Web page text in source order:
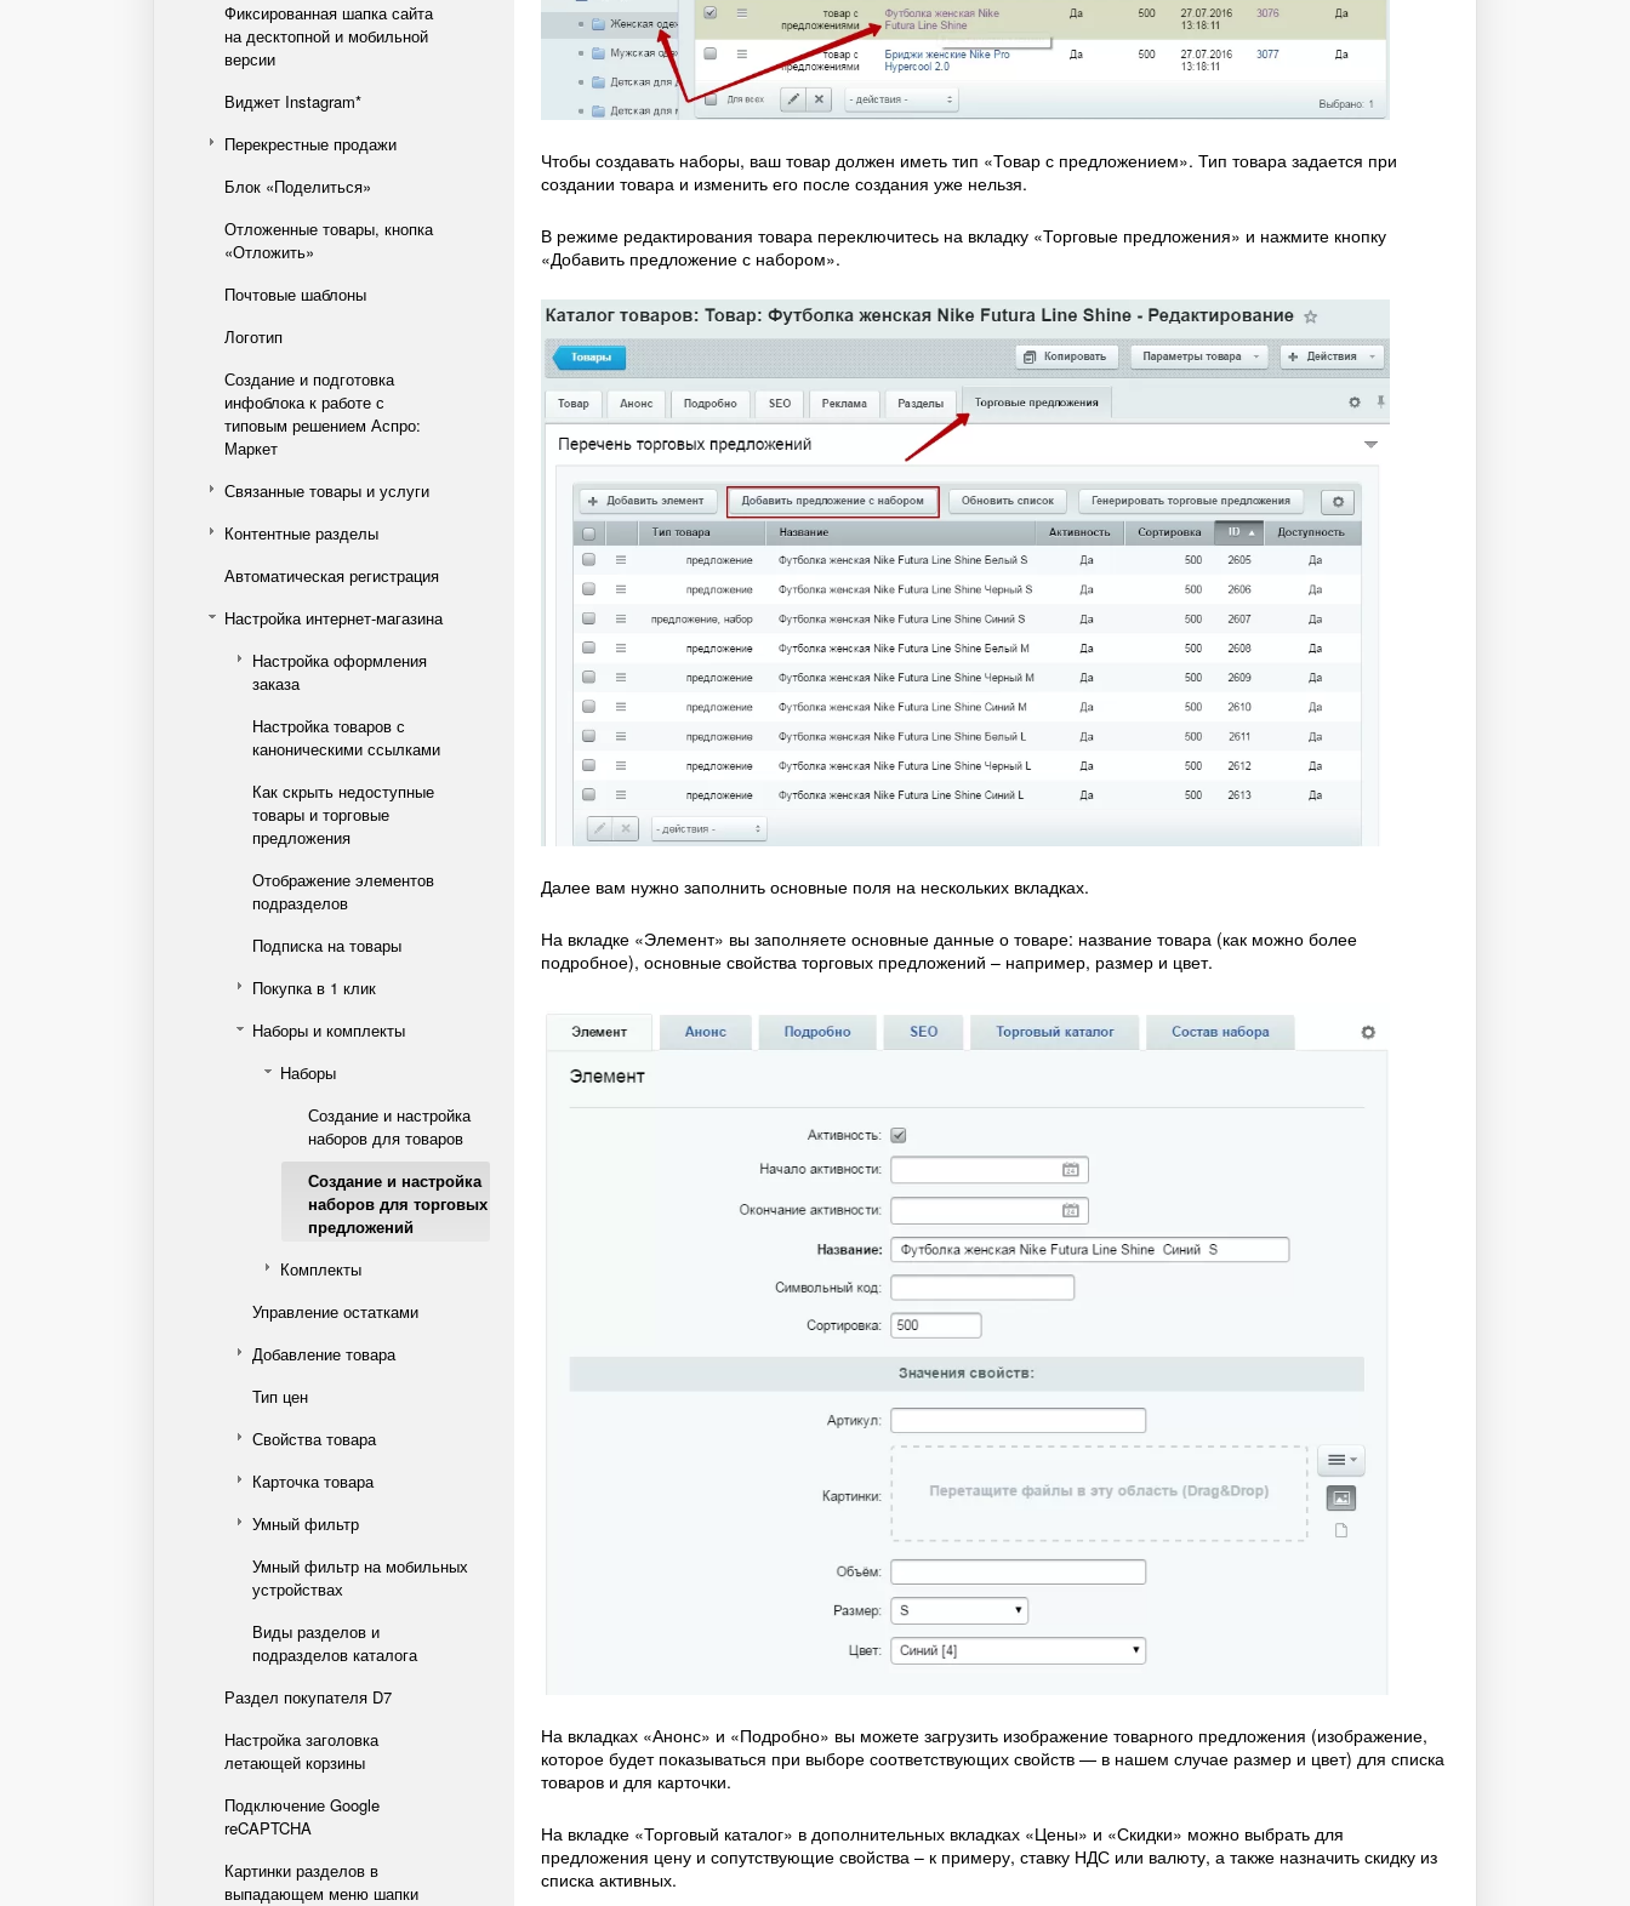
Фиксированная шапка сайта
на десктопной и мобильной
версии
Виджет Instagram*
Перекрестные продажи
Блок «Поделиться»
Отложенные товары, кнопка
«Отложить»
Почтовые шаблоны
Логотип
Создание и подготовка
инфоблока к работе с
типовым решением Аспро:
Маркет
Связанные товары и услуги
Контентные разделы
Автоматическая регистрация
Настройка интернет-магазина
Настройка оформления
заказа
Настройка товаров с
каноническими ссылками
Как скрыть недоступные
товары и торговые
предложения
Отображение элементов
подразделов
Подписка на товары
Покупка в 1 клик
Наборы и комплекты
Наборы
Создание и настройка
наборов для товаров
Создание и настройка
наборов для торговых
предложений
Комплекты
Управление остатками
Добавление товара
Тип цен
Свойства товара
Карточка товара
Умный фильтр
Умный фильтр на мобильных
устройствах
Виды разделов и
подразделов каталога
Раздел покупателя D7
Настройка заголовка
летающей корзины
Подключение Google
reCAPTCHA
Картинки разделов в
выпадающем меню шапки
Чтобы создавать наборы, ваш товар должен иметь тип «Товар с предложением». Тип товара задается при
создании товара и изменить его после создания уже нельзя.
В режиме редактирования товара переключитесь на вкладку «Торговые предложения» и нажмите кнопку
«Добавить предложение с набором».
Далее вам нужно заполнить основные поля на нескольких вкладках.
На вкладке «Элемент» вы заполняете основные данные о товаре: название товара (как можно более
подробное), основные свойства торговых предложений – например, размер и цвет.
На вкладках «Анонс» и «Подробно» вы можете загрузить изображение товарного предложения (изображение,
которое будет показываться при выборе соответствующих свойств — в нашем случае размер и цвет) для списка
товаров и для карточки.
На вкладке «Торговый каталог» в дополнительных вкладках «Цены» и «Скидки» можно выбрать для
предложения цену и сопутствующие свойства – к примеру, ставку НДС или валюту, а также назначить скидку из
списка активных.